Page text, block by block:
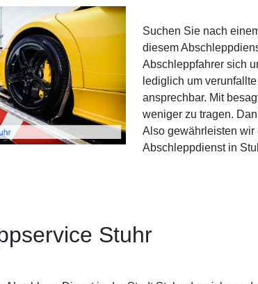
Suchen Sie nach
diesem
Abschleppfahrer sich
lediglich um
ansprechbar. Mit
weniger zu tragen.
Also gewährleisten
Abschleppdienst in
Stuhr